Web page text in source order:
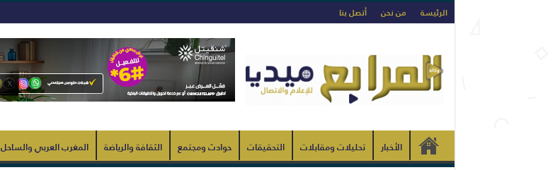
الرئيسة من نحن أتصل بنا
الأخبار تحليلات ومقابلات التحقيقات حوادث ومجتمع الثقافة والرياضة المغرب العربي والساحل